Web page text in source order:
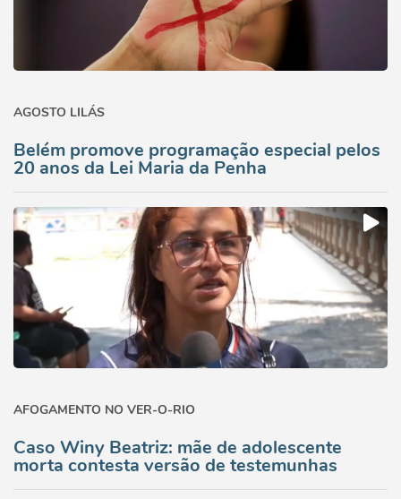
AGOSTO LILÁS
Belém promove programação especial pelos
20 anos da Lei Maria da Penha
AFOGAMENTO NO VER-O-RIO
Caso Winy Beatriz: mãe de adolescente
morta contesta versão de testemunhas